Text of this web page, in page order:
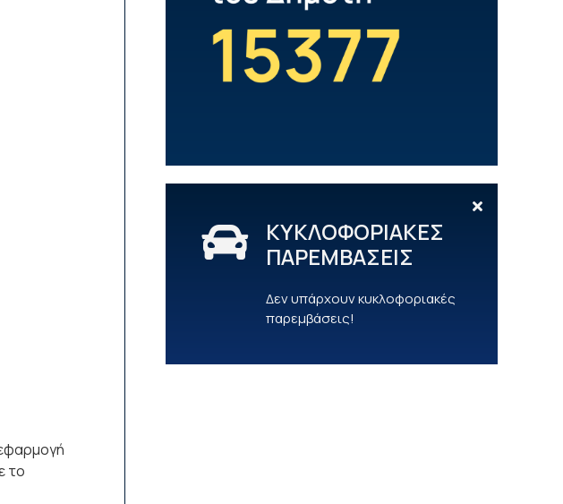
το
ΚΥΚΛΟΦΟΡΙΑΚΕΣ
ΠΑΡΕΜΒΑΣΕΙΣ
Δεν υπάρχουν κυκλοφοριακές
παρεμβάσεις!